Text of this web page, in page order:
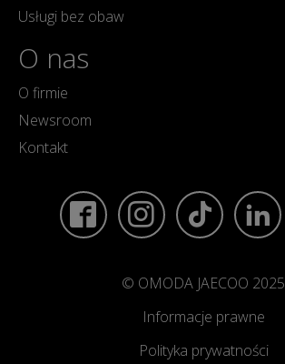
Usługi bez obaw
O nas
O firmie
Newsroom
Kontakt
© OMODA JAECOO 2025
Informacje prawne
Polityka prywatności